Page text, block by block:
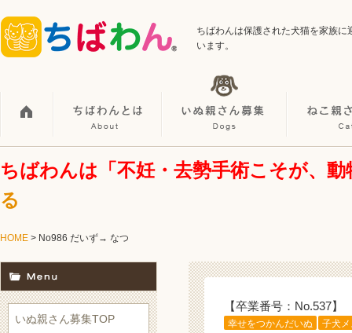
ちばわんは保護された犬猫を家族
います。
ちばわんは「不妊・去勢手術こそが、
る
HOME > No986 だいず→ なつ
【卒業番号：No.537】
幸せをつかんだいぬ 子犬
いぬ親さん募集TOP